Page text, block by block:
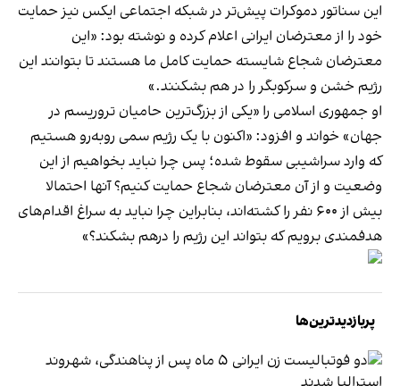
این سناتور دموکرات پیش‌تر در شبکه اجتماعی ایکس نیز حمایت
خود را از معترضان ایرانی اعلام کرده و نوشته بود: «این
معترضان شجاع شایسته حمایت کامل ما هستند تا بتوانند این
رژیم خشن و سرکوبگر را در هم بشکنند.»
او جمهوری اسلامی را «یکی از بزرگ‌ترین حامیان تروریسم در
جهان» خواند و افزود: «اکنون با یک رژیم سمی روبه‌رو هستیم
که وارد سراشیبی سقوط شده؛ پس چرا نباید بخواهیم از این
وضعیت و از آن معترضان شجاع حمایت کنیم؟ آنها احتمالا
بیش از ۶۰۰ نفر را کشته‌اند، بنابراین چرا نباید به سراغ اقدام‌های
هدفمندی برویم که بتواند این رژیم را درهم بشکند؟»
پربازدیدترین‌ها